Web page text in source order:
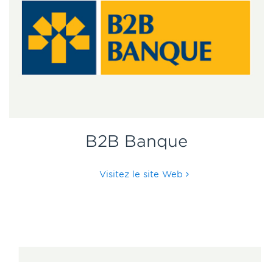
B2B Banque
Visitez le site Web